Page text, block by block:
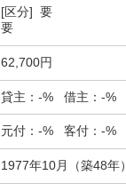
[区分] 要
要
62,700円
貸主：-% 借主：-%
元付：-% 客付：-%
1977年10月（築48年）